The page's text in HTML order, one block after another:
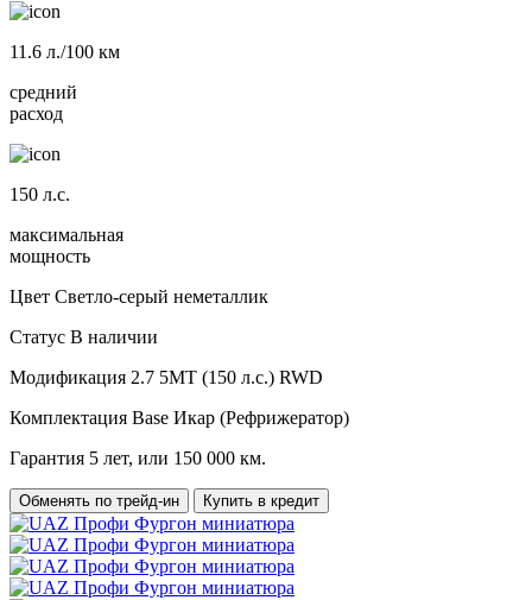
11.6 л./100 км
средний
расход
150 л.с.
максимальная
мощность
Цвет Светло-серый неметаллик
Статус В наличии
Модификация 2.7 5MT (150 л.с.) RWD
Комплектация Base Икар (Рефрижератор)
Гарантия 5 лет, или 150 000 км.
Обменять по трейд-ин Купить в кредит